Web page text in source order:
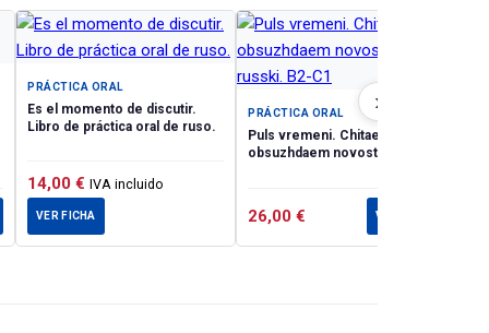
PRÁCTICA ORAL
Es el momento de discutir.
Libro de práctica oral de ruso.
14,00 € IVA incluido
VER FICHA
PRÁCTICA ORAL
Puls vremeni. Chitaem i
obsuzhdaem novosti po-
26,00 € VER FICHA
›